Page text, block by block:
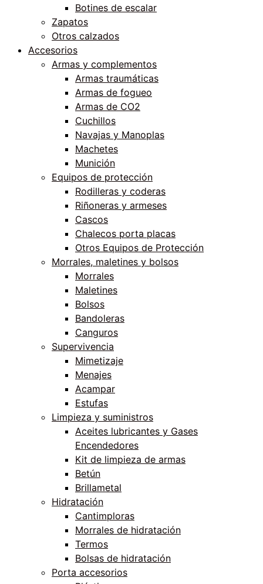
Botines de escalar
Zapatos
Otros calzados
Accesorios
Armas y complementos
Armas traumáticas
Armas de fogueo
Armas de CO2
Cuchillos
Navajas y Manoplas
Machetes
Munición
Equipos de protección
Rodilleras y coderas
Riñoneras y armeses
Cascos
Chalecos porta placas
Otros Equipos de Protección
Morrales, maletines y bolsos
Morrales
Maletines
Bolsos
Bandoleras
Canguros
Supervivencia
Mimetizaje
Menajes
Acampar
Estufas
Limpieza y suministros
Aceites lubricantes y Gases
Encendedores
Kit de limpieza de armas
Betún
Brillametal
Hidratación
Cantimploras
Morrales de hidratación
Termos
Bolsas de hidratación
Porta accesorios